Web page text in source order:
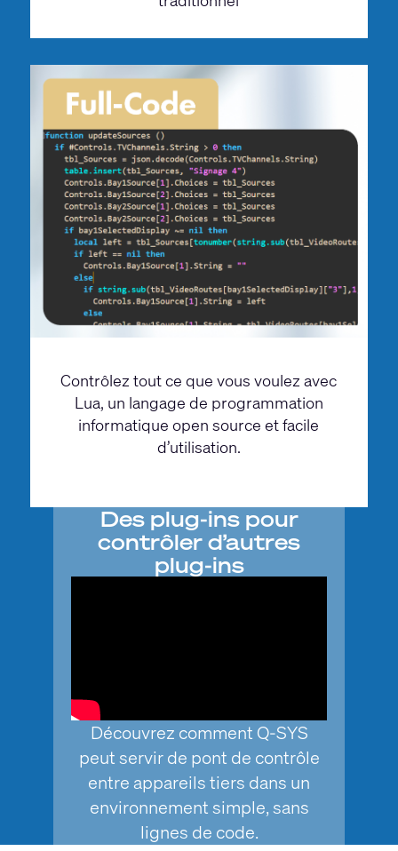
Contrôlez tout ce que vous voulez avec
Lua, un langage de programmation
informatique open source et facile
d’utilisation.
Des plug-ins pour
contrôler d’autres
plug-ins
Découvrez comment Q-SYS
peut servir de pont de contrôle
entre appareils tiers dans un
environnement simple, sans
lignes de code.